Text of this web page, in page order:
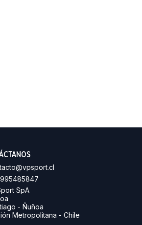
SpA
- Ñuñoa
Metropolitana - Chile